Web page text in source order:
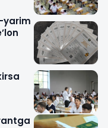
yarim